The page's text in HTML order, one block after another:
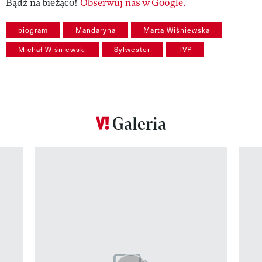
Bądź na bieżąco! Obserwuj nas w Google.
biogram Mandaryna Marta Wiśniewska
Michał Wiśniewski Sylwester TVP
Galeria